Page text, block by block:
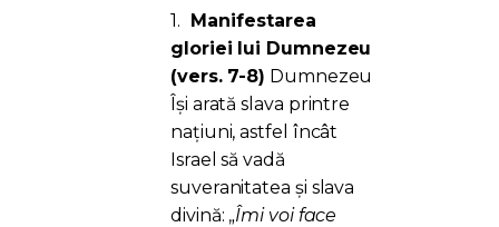
1. Manifestarea
gloriei lui Dumnezeu
(vers. 7-8) Dumnezeu
Își arată slava printre
națiuni, astfel încât
Israel să vadă
suveranitatea și slava
divină: „Îmi voi face